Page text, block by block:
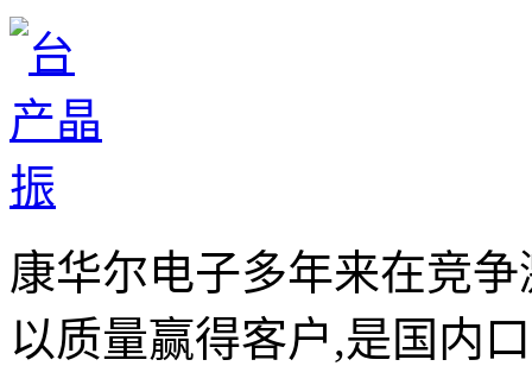
康华尔电子多年来在竞
以质量赢得客户,是国内